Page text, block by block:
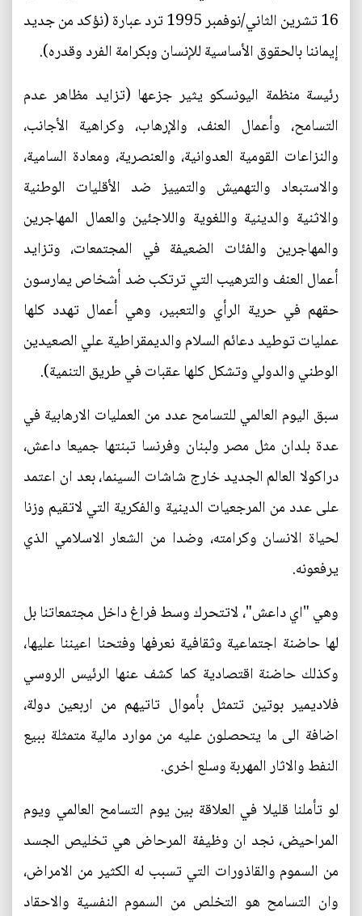
16 تشرين الثاني/نوفمبر 1995 ترد عبارة (نؤكد من جديد
إيماننا بالحقوق الأساسية للإنسان وبكرامة الفرد وقدره).
رئيسة منظمة اليونسكو يثير جزعها (تزايد مظاهر عدم
التسامح، وأعمال العنف، والإرهاب، وكراهية الأجانب،
والنزاعات القومية العدوانية، والعنصرية، ومعادة السامية،
والاستبعاد والتهميش والتمييز ضد الأقليات الوطنية
والاثنية والدينية واللغوية واللاجئين والعمال المهاجرين
والمهاجرين والفئات الضعيفة في المجتمعات، وتزايد
أعمال العنف والترهيب التي ترتكب ضد أشخاص يمارسون
حقهم في حرية الرأي والتعبير، وهي أعمال تهدد كلها
عمليات توطيد دعائم السلام والديمقراطية علي الصعيدين
الوطني والدولي وتشكل كلها عقبات في طريق التنمية).
سبق اليوم العالمي للتسامح عدد من العمليات الارهابية في
عدة بلدان مثل مصر ولبنان وفرنسا تبنتها جميعا داعش،
دراكولا العالم الجديد خارج شاشات السينما، بعد ان اعتمد
على عدد من المرجعيات الدينية والفكرية التي لاتقيم وزنا
لحياة الانسان وكرامته، وضدا من الشعار الاسلامي الذي
يرفعونه.
وهي "اي داعش"، لاتتحرك وسط فراغ داخل مجتمعاتنا بل
لها حاضنة اجتماعية وثقافية نعرفها وفتحنا اعيننا عليها،
وكذلك حاضنة اقتصادية كما كشف عنها الرئيس الروسي
فلاديمير بوتين تتمثل بأموال تاتيهم من اربعين دولة،
اضافة الى ما يتحصلون عليه من موارد مالية متمثلة ببيع
النفط والاثار المهربة وسلع اخرى.
لو تأملنا قليلا في العلاقة بين يوم التسامح العالمي ويوم
المراحيض، نجد ان وظيفة المرحاض هي تخليص الجسد
من السموم والقاذورات التي تسبب له الكثير من الامراض،
وان التسامح هو التخلص من السموم النفسية والاحقاد